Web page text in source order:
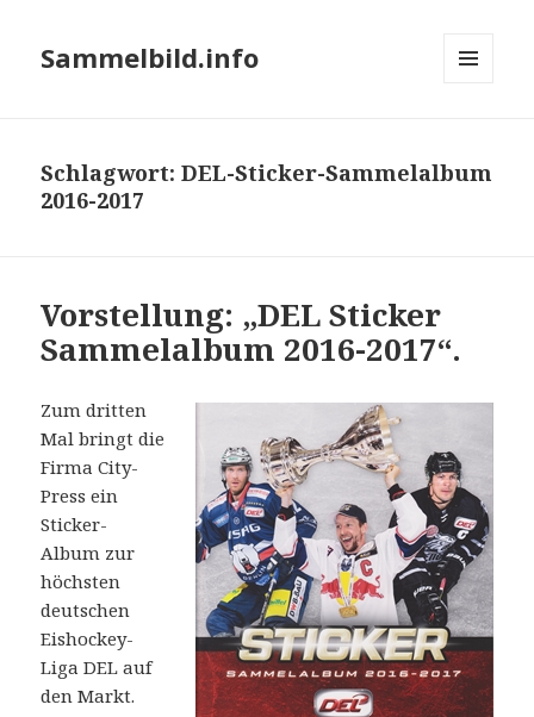
Sammelbild.info
Schlagwort:DEL-Sticker-Sammelalbum
2016-2017
Vorstellung: „DEL Sticker
Sammelalbum 2016-2017“.
Zum dritten
Mal bringt die
Firma City-
Press ein
Sticker-
Album zur
höchsten
deutschen
Eishockey-
Liga DEL auf
den Markt.